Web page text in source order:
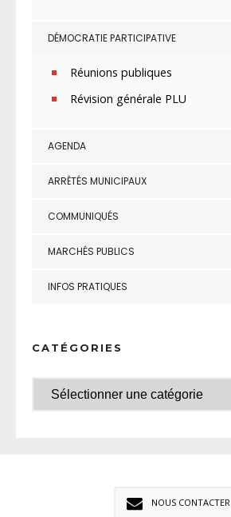
DÉMOCRATIE PARTICIPATIVE
Réunions publiques
Révision générale PLU
AGENDA
ARRÊTÉS MUNICIPAUX
COMMUNIQUÉS
MARCHÉS PUBLICS
INFOS PRATIQUES
CATÉGORIES
NOUS CONTACTER